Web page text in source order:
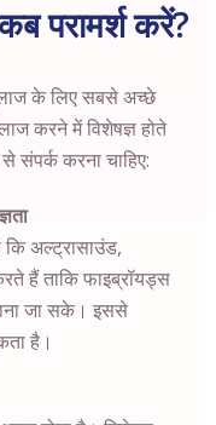
परामर्श करें?
के लिए सबसे अच्छे
करने में विशेषज्ञ होते
संपर्क करना चाहिए:
अल्ट्रासाउंड,
हैं ताकि फाइब्रॉयड्स
जा सके। इससे
है।